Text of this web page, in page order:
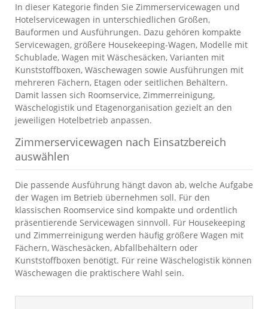
In dieser Kategorie finden Sie Zimmerservicewagen und
Hotelservicewagen in unterschiedlichen Größen,
Bauformen und Ausführungen. Dazu gehören kompakte
Servicewagen, größere Housekeeping-Wagen, Modelle mit
Schublade, Wagen mit Wäschesäcken, Varianten mit
Kunststoffboxen, Wäschewagen sowie Ausführungen mit
mehreren Fächern, Etagen oder seitlichen Behältern.
Damit lassen sich Roomservice, Zimmerreinigung,
Wäschelogistik und Etagenorganisation gezielt an den
jeweiligen Hotelbetrieb anpassen.
Zimmerservicewagen nach Einsatzbereich
auswählen
Die passende Ausführung hängt davon ab, welche Aufgabe
der Wagen im Betrieb übernehmen soll. Für den
klassischen Roomservice sind kompakte und ordentlich
präsentierende Servicewagen sinnvoll. Für Housekeeping
und Zimmerreinigung werden häufig größere Wagen mit
Fächern, Wäschesäcken, Abfallbehältern oder
Kunststoffboxen benötigt. Für reine Wäschelogistik können
Wäschewagen die praktischere Wahl sein.